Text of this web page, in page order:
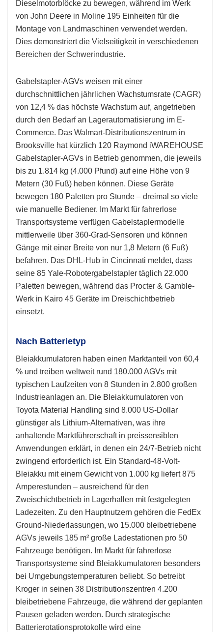
Dieselmotorblöcke zu bewegen, während im Werk
von John Deere in Moline 195 Einheiten für die
Montage von Landmaschinen verwendet werden.
Dies demonstriert die Vielseitigkeit in verschiedenen
Bereichen der Schwerindustrie.
Gabelstapler-AGVs weisen mit einer
durchschnittlichen jährlichen Wachstumsrate (CAGR)
von 12,4 % das höchste Wachstum auf, angetrieben
durch den Bedarf an Lagerautomatisierung im E-
Commerce. Das Walmart-Distributionszentrum in
Brooksville hat kürzlich 120 Raymond iWAREHOUSE
Gabelstapler-AGVs in Betrieb genommen, die jeweils
bis zu 1.814 kg (4.000 Pfund) auf eine Höhe von 9
Metern (30 Fuß) heben können. Diese Geräte
bewegen 180 Paletten pro Stunde – dreimal so viele
wie manuelle Bediener. Im Markt für fahrerlose
Transportsysteme verfügen Gabelstaplermodelle
mittlerweile über 360-Grad-Sensoren und können
Gänge mit einer Breite von nur 1,8 Metern (6 Fuß)
befahren. Das DHL-Hub in Cincinnati meldet, dass
seine 85 Yale-Robotergabelstapler täglich 22.000
Paletten bewegen, während das Procter & Gamble-
Werk in Kairo 45 Geräte im Dreischichtbetrieb
einsetzt.
Nach Batterietyp
Bleiakkumulatoren haben einen Marktanteil von 60,4
% und treiben weltweit rund 180.000 AGVs mit
typischen Laufzeiten von 8 Stunden in 2.800 großen
Industrieanlagen an. Die Bleiakkumulatoren von
Toyota Material Handling sind 8.000 US-Dollar
günstiger als Lithium-Alternativen, was ihre
anhaltende Marktführerschaft in preissensiblen
Anwendungen erklärt, in denen ein 24/7-Betrieb nicht
zwingend erforderlich ist. Ein Standard-48-Volt-
Bleiakku mit einem Gewicht von 1.000 kg liefert 875
Amperestunden – ausreichend für den
Zweischichtbetrieb in Lagerhallen mit festgelegten
Ladezeiten. Zu den Hauptnutzern gehören die FedEx
Ground-Niederlassungen, wo 15.000 bleibetriebene
AGVs jeweils 185 m² große Ladestationen pro 50
Fahrzeuge benötigen. Im Markt für fahrerlose
Transportsysteme sind Bleiakkumulatoren besonders
bei Umgebungstemperaturen beliebt. So betreibt
Kroger in seinen 38 Distributionszentren 4.200
bleibetriebene Fahrzeuge, die während der geplanten
Pausen geladen werden. Durch strategische
Batterierotationsprotokolle wird eine